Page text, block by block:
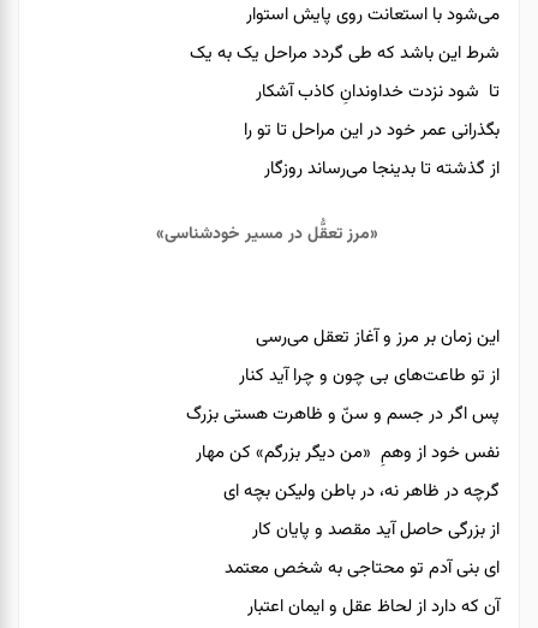
می‌شود با استعانت روی پایش استوار
شرط این باشد که طی گردد مراحل یک به یک
تا شود نزدت خداوندانِ کاذب آشکار
بگذرانی عمر خود در این مراحل تا تو را
از گذشته تا بدینجا می‌رساند روزگار
«مرز تعقُّل در مسیر خودشناسی»
این زمان بر مرز و آغاز تعقل می‌رسی
از تو طاعت‌های بی چون و چرا آید کنار
پس اگر در جسم و سنّ و ظاهرت هستی بزرگ
نفس خود از وهمِ «من دیگر بزرگم» کن مهار
گرچه در ظاهر نه، در باطن ولیکن بچه ای
از بزرگی حاصل آید مقصد و پایان کار
ای بنی آدم تو محتاجی به شخص معتمد
آن که دارد از لحاظ عقل و ایمان اعتبار